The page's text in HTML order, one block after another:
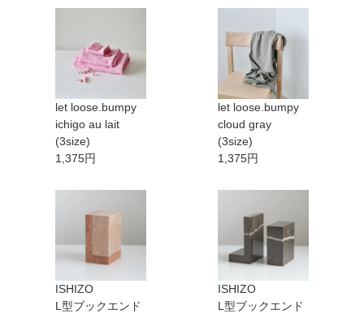
let loose.bumpy
ichigo au lait
(3size)
1,375円
let loose.bumpy
cloud gray
(3size)
1,375円
ISHIZO
L型ブックエンド
ISHIZO
L型ブックエンド